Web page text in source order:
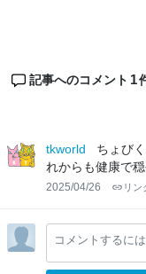
記事へのコメント 1
tkworld
ちょび
れからも健康で
2025/04/26 リン
コメントするに